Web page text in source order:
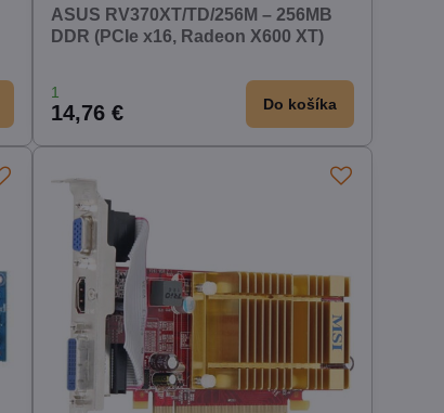
ASUS RV370XT/TD/256M – 256MB
DDR (PCIe x16, Radeon X600 XT)
1
14,76 € Do košíka